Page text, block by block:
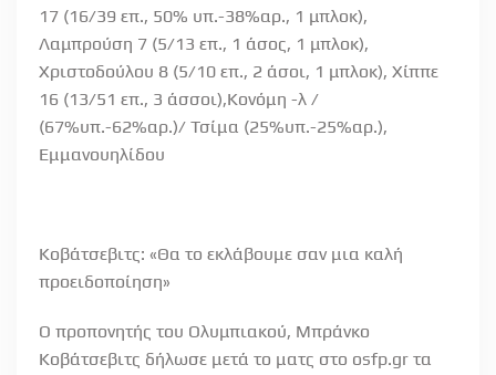
17 (16/39 επ., 50% υπ.-38%αρ., 1 μπλοκ),
Λαμπρούση 7 (5/13 επ., 1 άσος, 1 μπλοκ),
Χριστοδούλου 8 (5/10 επ., 2 άσοι, 1 μπλοκ), Χίππε
16 (13/51 επ., 3 άσσοι),Κονόμη -λ /
(67%υπ.-62%αρ.)/ Τσίμα (25%υπ.-25%αρ.),
Εμμανουηλίδου
Κοβάτσεβιτς: «Θα το εκλάβουμε σαν μια καλή
προειδοποίηση»
Ο προπονητής του Ολυμπιακού, Μπράνκο
Κοβάτσεβιτς δήλωσε μετά το ματς στο osfp.gr τα